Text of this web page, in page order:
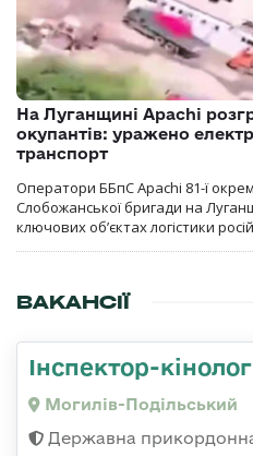
На Луганщині Apachi
окупантів: уражено
транспорт
Оператори ББпС Apachi 81-ї
Слобожанської бригади на
ключових об’єктах логістики
ВАКАНСІЇ
Інспектор-кінолог
Могилів-Подільський
Державна